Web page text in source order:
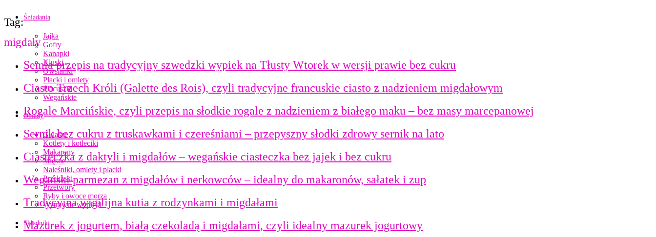
Śniadania
Jajka
Gofry
Kanapki
Kluski
Owsianki
Placki i omlety
Placuszki
Wegańskie
Obiady
Gulasze
Kotlety i kotleciki
Makarony
Mięsne
Naleśniki, omlety i placki
Przekąski
Przetwory
Ryby i owoce morza
Wytrawne wypieki
Składniki
Tag:
migdały
Semla przepis na tradycyjny szwedzki wypiek na Tłusty Wtorek w wersji prawie bez cukru
Ciasto Trzech Króli (Galette des Rois), czyli tradycyjne francuskie ciasto z nadzieniem migdałowym
Rogale Marcińskie, czyli przepis na słodkie rogale z nadzieniem z białego maku – bez masy marcepanowej
Sernik bez cukru z truskawkami i czereśniami – przepyszny słodki zdrowy sernik na lato
Ciasteczka z daktyli i migdałów – wegańskie ciasteczka bez jajek i bez cukru
Wegański parmezan z migdałów i nerkowców – idealny do makaronów, sałatek i zup
Tradycyjna wigilijna kutia z rodzynkami i migdałami
Mazurek z jogurtem, białą czekoladą i migdałami, czyli idealny mazurek jogurtowy